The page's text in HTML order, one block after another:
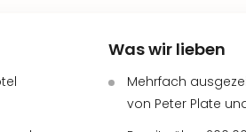
Was wir lieben
Mehrfach
von Peter Plate